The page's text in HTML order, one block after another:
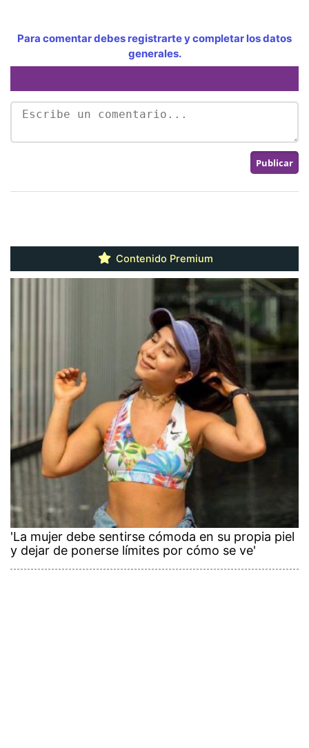
Para comentar debes registrarte y completar los datos
generales.
Contenido Premium
'La mujer debe sentirse cómoda en su propia piel
y dejar de ponerse límites por cómo se ve'